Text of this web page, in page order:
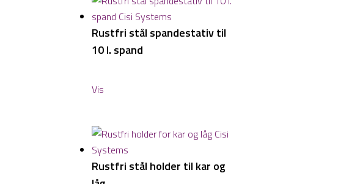
Rustfri stål spandestativ til
10 l. spand
Vis
Rustfri stål holder til kar og